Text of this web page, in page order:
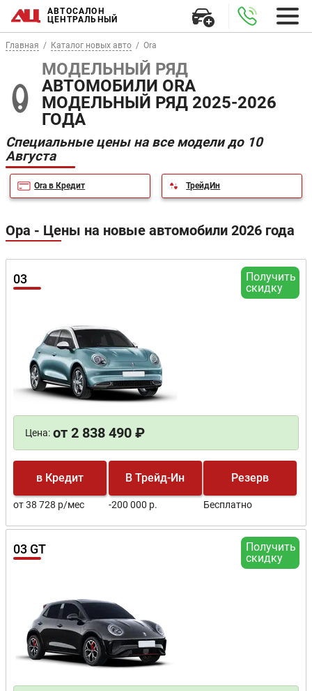
АВТОСАЛОН
ЦЕНТРАЛЬНЫЙ
Главная Каталог новых авто Ora
МОДЕЛЬНЫЙ РЯД
АВТОМОБИЛИ ORA
МОДЕЛЬНЫЙ РЯД 2025-2026
ГОДА
Специальные цены на все модели до 10
Августа
Ora в Кредит ТрейдИн
Ора - Цены на новые автомобили 2026 года
Получить
скидку
03
Цена: от 2 838 490 ₽
в Кредит
от 38 728 р/мес
В Трейд-Ин
-200 000 р.
Резерв
Бесплатно
Получить
скидку
03 GT